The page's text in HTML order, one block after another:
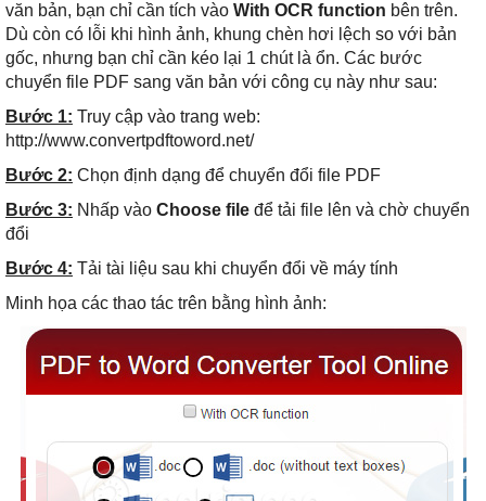
văn bản, bạn chỉ cần tích vào With OCR function bên trên.
Dù còn có lỗi khi hình ảnh, khung chèn hơi lệch so với bản
gốc, nhưng bạn chỉ cần kéo lại 1 chút là ổn. Các bước
chuyển file PDF sang văn bản với công cụ này như sau:
Bước 1: Truy cập vào trang web:
http://www.convertpdftoword.net/
Bước 2: Chọn định dạng để chuyển đổi file PDF
Bước 3: Nhấp vào Choose file để tải file lên và chờ chuyển
đổi
Bước 4: Tải tài liệu sau khi chuyển đổi về máy tính
Minh họa các thao tác trên bằng hình ảnh: